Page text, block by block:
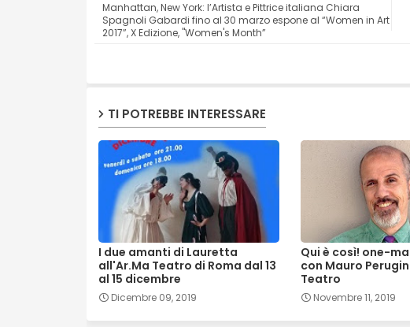
Manhattan, New York: l’Artista e Pittrice italiana Chiara
Spagnoli Gabardi fino al 30 marzo espone al “Women in Art
2017”, X Edizione, "Women's Month”
TI POTREBBE INTERESSARE
I due amanti di Lauretta
all'Ar.Ma Teatro di Roma dal 13
al 15 dicembre
Dicembre 09, 2019
Qui è così! one-
con Mauro
Teatro
Novembre 11, 2019